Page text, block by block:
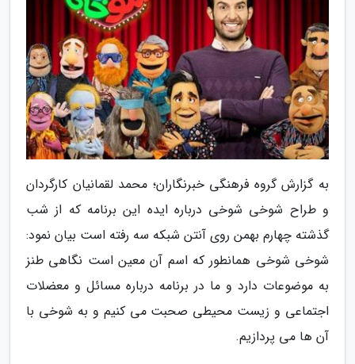
به گزارش گروه فرهنگی خبرنگاران؛ محمد لقمانیان کارگردان
و طراح شوخی شوخی درباره ایده این برنامه که از شب
گذشته چهارم بهمن روی آنتن شبکه سه رفته است بیان نمود:
شوخی شوخی همانطور که اسم آن معین است نگاهی طنز
به موضوعات دارد و ما در برنامه درباره مسائل و معضلات
اجتماعی و زیست محیطی صحبت می کنیم و به شوخی با
آن ها می پردازیم.